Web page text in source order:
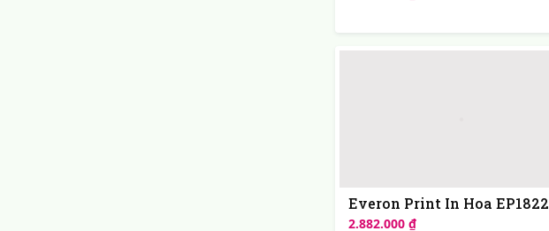
Everon Print In Hoa EP1822
2.882.000 ₫